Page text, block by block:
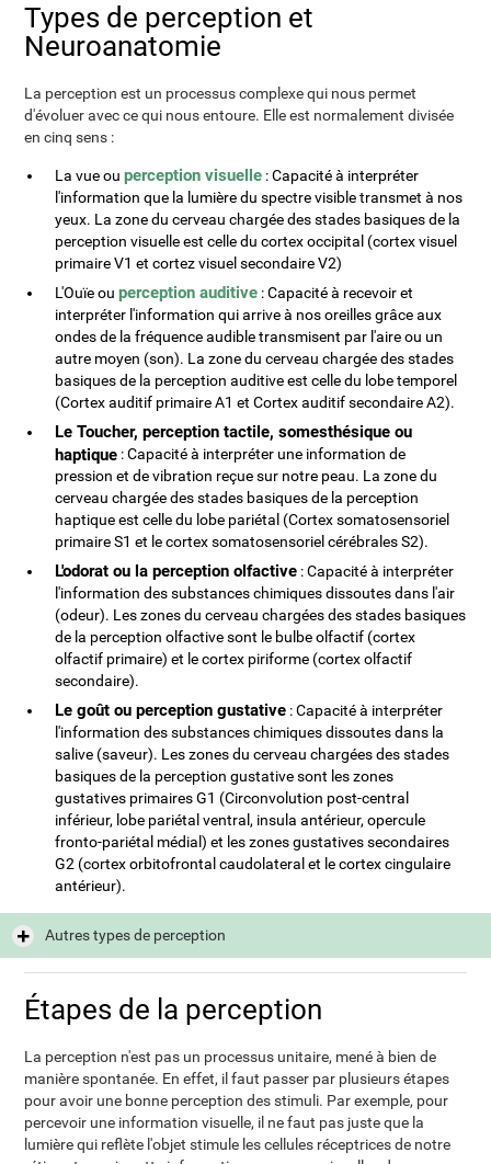
Types de perception et
Neuroanatomie
La perception est un processus complexe qui nous permet
d'évoluer avec ce qui nous entoure. Elle est normalement divisée
en cinq sens :
La vue ouperception visuelle : Capacité à interpréter
l'information que la lumière du spectre visible transmet à nos
yeux. La zone du cerveau chargée des stades basiques de la
perception visuelle est celle du cortex occipital (cortex visuel
primaire V1 et cortez visuel secondaire V2)
L'Ouïe ouperception auditive : Capacité à recevoir et
interpréter l'information qui arrive à nos oreilles grâce aux
ondes de la fréquence audible transmisent par l'aire ou un
autre moyen (son). La zone du cerveau chargée des stades
basiques de la perception auditive est celle du lobe temporel
(Cortex auditif primaire A1 et Cortex auditif secondaire A2).
Le Toucher, perception tactile, somesthésique ou
haptique : Capacité à interpréter une information de
pression et de vibration reçue sur notre peau. La zone du
cerveau chargée des stades basiques de la perception
haptique est celle du lobe pariétal (Cortex somatosensoriel
primaire S1 et le cortex somatosensoriel cérébrales S2).
L'odorat ou la perception olfactive : Capacité à interpréter
l'information des substances chimiques dissoutes dans l'air
(odeur). Les zones du cerveau chargées des stades basiques
de la perception olfactive sont le bulbe olfactif (cortex
olfactif primaire) et le cortex piriforme (cortex olfactif
secondaire).
Le goût ou perception gustative : Capacité à interpréter
l'information des substances chimiques dissoutes dans la
salive (saveur). Les zones du cerveau chargées des stades
basiques de la perception gustative sont les zones
gustatives primaires G1 (Circonvolution post-central
inférieur, lobe pariétal ventral, insula antérieur, opercule
fronto-pariétal médial) et les zones gustatives secondaires
G2 (cortex orbitofrontal caudolateral et le cortex cingulaire
antérieur).
Autres types de perception
Étapes de la perception
La perception n'est pas un processus unitaire, mené à bien de
manière spontanée. En effet, il faut passer par plusieurs étapes
pour avoir une bonne perception des stimuli. Par exemple, pour
percevoir une information visuelle, il ne faut pas juste que la
lumière qui reflète l'objet stimule les cellules réceptrices de notre